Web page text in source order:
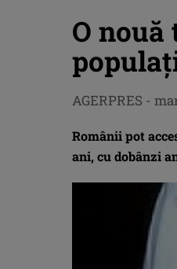
O
Românii pot
ani, cu dobânzi
AGERPRES -